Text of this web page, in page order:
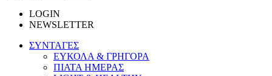
LOGIN
NEWSLETTER
ΣΥΝΤΑΓΕΣ
ΕΥΚΟΛΑ & ΓΡΗΓΟΡΑ
ΠΙΑΤΑ ΗΜΕΡΑΣ